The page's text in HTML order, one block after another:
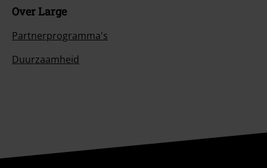
Over Large
Partnerprogramma's
Duurzaamheid